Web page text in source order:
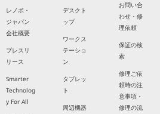
レノボ・
ジャパン
会社概要
プレスリ
リース
Smarter
Technolog
y For All
デスクト
ップ
ワークス
テーショ
ン
タブレッ
ト
周辺機器
お問い合
わせ・修
理依頼
保証の検
索
修理ご依
頼時の注
意事項・
修理の流